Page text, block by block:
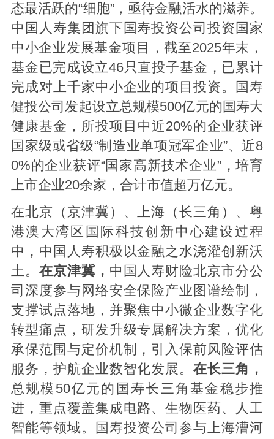
态最活跃的“细胞”，亟待金融活水的滋养。
中国人寿集团旗下国寿投资公司投资国家
中小企业发展基金项目，截至2025年末，
基金已完成设立46只直投子基金，已累计
完成对上千家中小企业的项目投资。国寿
健投公司发起设立总规模500亿元的国寿大
健康基金，所投项目中近20%的企业获评
国家级或省级“制造业单项冠军企业”、近8
0%的企业获评“国家高新技术企业”，培育
上市企业20余家，合计市值超万亿元。
在北京（京津冀）、上海（长三角）、粤
港澳大湾区国际科技创新中心建设过程
中，中国人寿积极以金融之水浇灌创新沃
土。 在京津冀， 中国人寿财险北京市分公
司深度参与网络安全保险产业图谱绘制，
支撑试点落地，并聚焦中小微企业数字化
转型痛点，研发升级专属解决方案，优化
承保范围与定价机制，引入保前风险评估
服务，护航企业数智化发展。在长三角，
总规模50亿元的国寿长三角基金稳步推
进，重点覆盖集成电路、生物医药、人工
智能等领域。国寿投资公司参与上海漕河